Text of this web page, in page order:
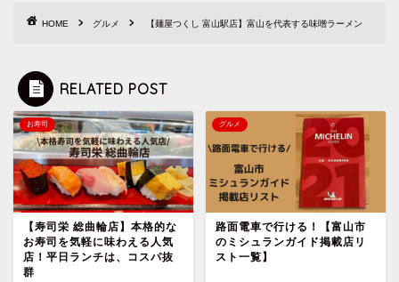
HOME グルメ 【麺屋つくし 富山駅店】富山を代表する味噌ラーメン
RELATED POST
お寿司
【寿司栄 総曲輪店】本格的な
お寿司を気軽に味わえる人気
店！平日ランチは、コスパ抜
群
グルメ
路面電車で行ける！【富山市
のミシュランガイド掲載店リ
スト一覧】